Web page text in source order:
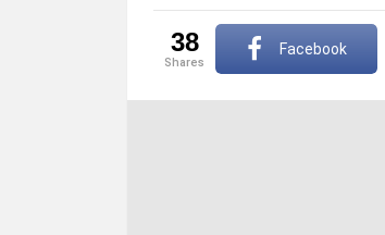
38
shares
Facebook